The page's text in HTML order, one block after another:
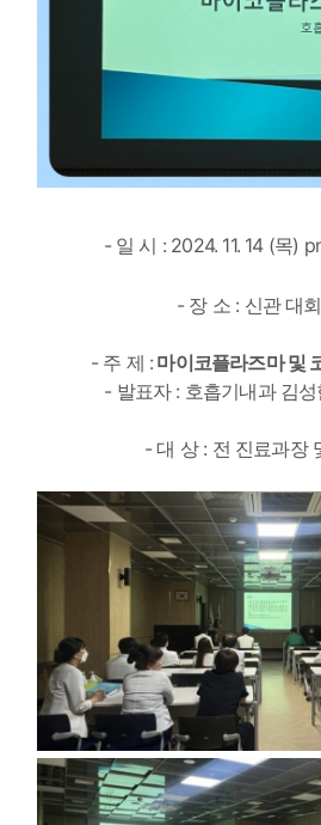
- 일 시 : 2024. 11. 14 (목)
- 장 소 : 신관 대
- 주 제 : 마이코플라즈마 및
- 발표자 : 호흡기내과 김
- 대 상 : 전 진료과장